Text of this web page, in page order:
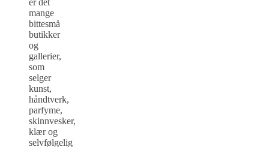
er det
mange
bittesmå
butikker
og
gallerier,
som
selger
kunst,
håndtverk,
parfyme,
skinnvesker,
klær og
selvfølgelig